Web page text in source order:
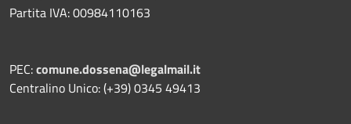
Partita IVA: 00984110163
PEC:comune.dossena@legalmail.it
Centralino Unico: (+39) 0345 49413